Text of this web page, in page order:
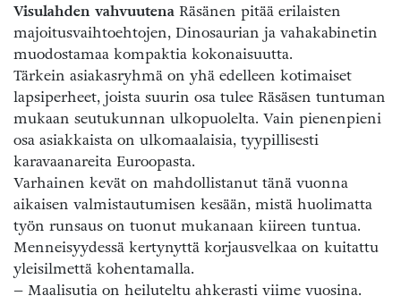
Visulahden vahvuutena Räsänen pitää erilaisten
majoitusvaihtoehtojen, Dinosaurian ja vahakabinetin
muodostamaa kompaktia kokonaisuutta.
Tärkein asiakasryhmä on yhä edelleen kotimaiset
lapsiperheet, joista suurin osa tulee Räsäsen tuntuman
mukaan seutukunnan ulkopuolelta. Vain pienenpieni
osa asiakkaista on ulkomaalaisia, tyypillisesti
karavaanareita Euroopasta.
Varhainen kevät on mahdollistanut tänä vuonna
aikaisen valmistautumisen kesään, mistä huolimatta
työn runsaus on tuonut mukanaan kiireen tuntua.
Menneisyydessä kertynyttä korjausvelkaa on kuitattu
yleisilmettä kohentamalla.
– Maalisutia on heiluteltu ahkerasti viime vuosina.